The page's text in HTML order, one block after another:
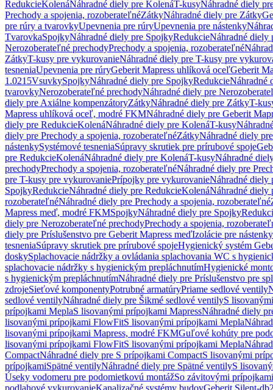
RedukcieKolenáNáhradné diely pre KolenáT-kusyNáhradné diely
Prechody a spojenia, rozoberateľnéZátkyNáhradné diely pre Zátky
pre rúry a tvarovkyUpevnenia pre rúryUpevnenia pre nástenky
TvarovkaSpojkyNáhradné diely pre SpojkyRedukcieNáhradné diely
Nerozoberateľné prechodyPrechody a spojenia, rozoberateľné
ZátkyT-kusy pre vykurovanieNáhradné diely pre T-kusy pre
tesneniaUpevnenia pre rúryGeberit Mapress uhlíková oceľGeberit
1.0215VsuvkySpojkyNáhradné diely pre SpojkyRedukcieNáhradné
tvarovkyNerozoberateľné prechodyNáhradné diely pre
diely pre Axiálne kompenzátoryZátkyNáhradné diely pre ZátkyT-
Mapress uhlíková oceľ, modré FKMNáhradné diely pre Geberit
diely pre RedukcieKolenáNáhradné diely pre KolenáT-kusy
diely pre Prechody a spojenia, rozoberateľnéZátkyNáhradné diely
nástenkySystémové tesneniaSúpravy skrutiek pre prírubové spoje
pre RedukcieKolenáNáhradné diely pre KolenáT-kusyNáhradné
prechodyPrechody a spojenia, rozoberateľnéNáhradné diely pre
pre T-kusy pre vykurovaniePrípojky pre vykurovanieNáhradné diely
SpojkyRedukcieNáhradné diely pre RedukcieKolenáNáhradné diely
rozoberateľnéNáhradné diely pre Prechody a spojenia, rozoberateľné
Mapress meď, modré FKMSpojkyNáhradné diely pre Spojky
diely pre Nerozoberateľné prechodyPrechody a spojenia,
diely pre Príslušenstvo pre Geberit Mapress meďIzolácie pre nástenky
tesneniaSúpravy skrutiek pre prírubové spojeHygienický systém
doskySplachovacie nádržky a ovládania splachovania WC s
splachovacie nádržky s hygienickým prepláchnutímHygienické
s hygienickým prepláchnutímNáhradné diely pre Príslušenstvo pre
zdrojeSieťové komponentyPotrubné armatúryPriame sedlové ventily
sedlové ventilyNáhradné diely pre Šikmé sedlové ventilyS
prípojkami MeplaS lisovanými prípojkami MapressNáhradné diely
lisovanými prípojkami FlowFitS lisovanými prípojkami Mepla
lisovanými prípojkami Mapress, modré FKMGuľové kohúty pre
lisovanými prípojkami FlowFitS lisovanými prípojkami Mepla
CompactNáhradné diely pre S prípojkami CompactS lisovanými
prípojkamiSpätné ventilyNáhradné diely pre Spätné ventilyS
Úseky vodomeru pre podomietkovú montážSo závitovými prípojkami
podlahové vykurovanieKanalizačné systémy budovGeberit Silent-